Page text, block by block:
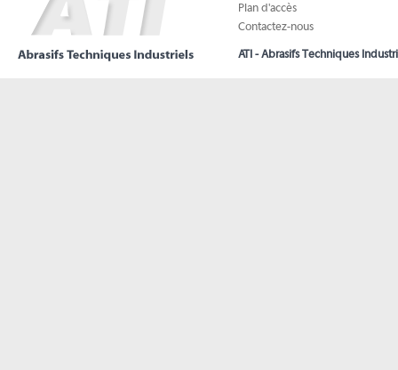
Plan d'accès
Contactez-nous
ATI - Abrasifs Techniques